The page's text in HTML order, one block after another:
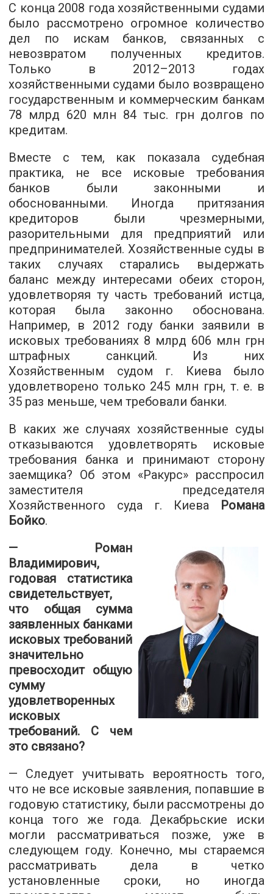
С конца 2008 года хозяйственными судами
было рассмотрено огромное количество
дел по искам банков, связанных с
невозвратом полученных кредитов.
Только в 2012–2013 годах
хозяйственными судами было возвращено
государственным и коммерческим банкам
78 млрд 620 млн 84 тыс. грн долгов по
кредитам.
Вместе с тем, как показала судебная
практика, не все исковые требования
банков были законными и
обоснованными. Иногда притязания
кредиторов были чрезмерными,
разорительными для предприятий или
предпринимателей. Хозяйственные суды в
таких случаях старались выдержать
баланс между интересами обеих сторон,
удовлетворяя ту часть требований истца,
которая была законно обоснована.
Например, в 2012 году банки заявили в
исковых требованиях 8 млрд 606 млн грн
штрафных санкций. Из них
Хозяйственным судом г. Киева было
удовлетворено только 245 млн грн, т. е. в
35 раз меньше, чем требовали банки.
В каких же случаях хозяйственные суды
отказываются удовлетворять исковые
требования банка и принимают сторону
заемщика? Об этом «Ракурс» расспросил
заместителя председателя
Хозяйственного суда г. Киева Романа
Бойко.
— Роман
Владимирович,
годовая статистика
свидетельствует,
что общая сумма
заявленных банками
исковых требований
значительно
превосходит общую
сумму
удовлетворенных
исковых
требований. С чем
это связано?
— Следует учитывать вероятность того,
что не все исковые заявления, попавшие в
годовую статистику, были рассмотрены до
конца того же года. Декабрьские иски
могли рассматриваться позже, уже в
следующем году. Конечно, мы стараемся
рассматривать дела в четко
установленные сроки, но иногда